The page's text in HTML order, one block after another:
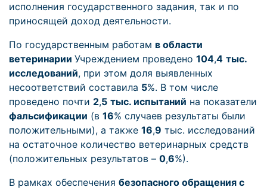
исполнения государственного задания, так и по
приносящей доход деятельности.
По государственным работам в области
ветеринарии Учреждением проведено 104,4 тыс.
исследований, при этом доля выявленных
несоответствий составила 5%. В том числе
проведено почти 2,5 тыс. испытаний на показатели
фальсификации (в 16% случаев результаты были
положительными), а также 16,9 тыс. исследований
на остаточное количество ветеринарных средств
(положительных результатов – 0,6%).
В рамках обеспечения безопасного обращения с